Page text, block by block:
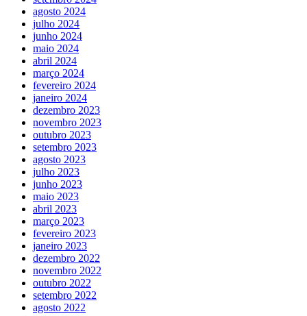
agosto 2024
julho 2024
junho 2024
maio 2024
abril 2024
março 2024
fevereiro 2024
janeiro 2024
dezembro 2023
novembro 2023
outubro 2023
setembro 2023
agosto 2023
julho 2023
junho 2023
maio 2023
abril 2023
março 2023
fevereiro 2023
janeiro 2023
dezembro 2022
novembro 2022
outubro 2022
setembro 2022
agosto 2022